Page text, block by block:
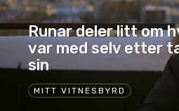
MITT VITNESBYRD
Runar deler litt om
var med selv etter
sin